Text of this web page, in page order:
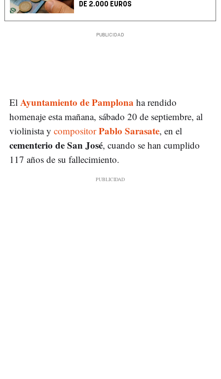
DE 2.000 EUROS
El Ayuntamiento de Pamplona ha rendido
homenaje esta mañana, sábado 20 de septiembre, al
violinista y compositorPablo Sarasate, en el
cementerio de San José, cuando se han cumplido
117 años de su fallecimiento.